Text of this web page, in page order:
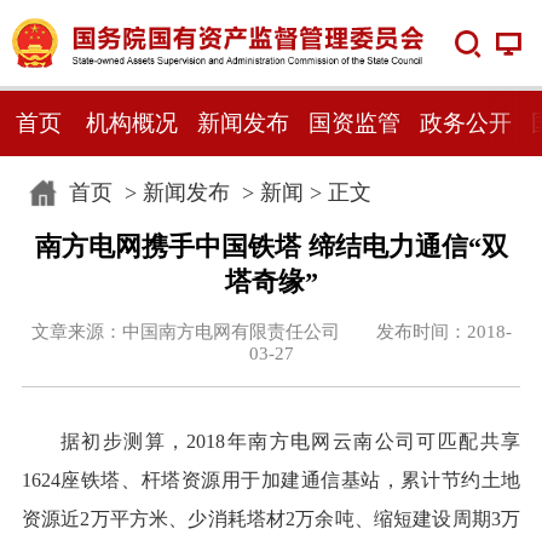
首页 机构概况 新闻发布 国资监管 政务公开
首页> 新闻发布> 新闻 > 正文
南方电网携手中国铁塔 缔结电力通信“双
塔奇缘”
文章来源：中国南方电网有限责任公司 发布时间：2018-
03-27
据初步测算，2018年南方电网云南公司可匹配共享
1624座铁塔、杆塔资源用于加建通信基站，累计节约土地
资源近2万平方米、少消耗塔材2万余吨、缩短建设周期3万